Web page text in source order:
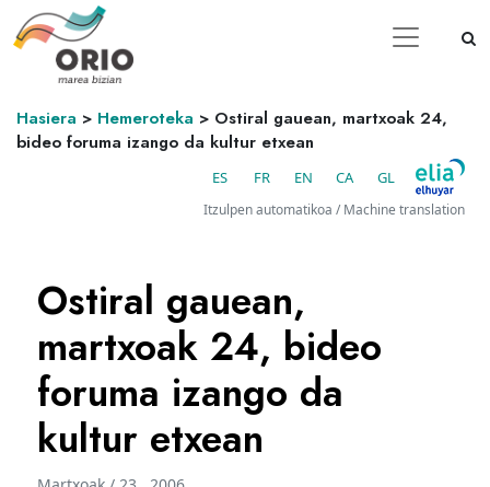
Hasiera > Hemeroteka > Ostiral gauean, martxoak 24,
bideo foruma izango da kultur etxean
ES FR EN CA GL
Itzulpen automatikoa / Machine translation
Ostiral gauean,
martxoak 24, bideo
foruma izango da
kultur etxean